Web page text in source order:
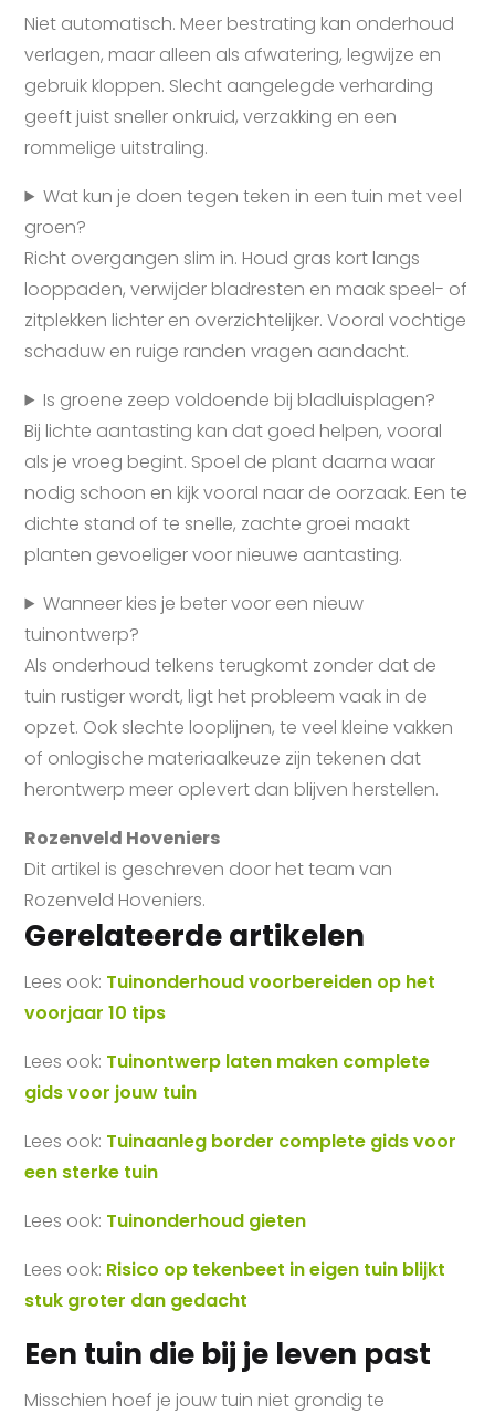
Niet automatisch. Meer bestrating kan onderhoud
verlagen, maar alleen als afwatering, legwijze en
gebruik kloppen. Slecht aangelegde verharding
geeft juist sneller onkruid, verzakking en een
rommelige uitstraling.
Wat kun je doen tegen teken in een tuin met veel
groen?
Richt overgangen slim in. Houd gras kort langs
looppaden, verwijder bladresten en maak speel- of
zitplekken lichter en overzichtelijker. Vooral vochtige
schaduw en ruige randen vragen aandacht.
Is groene zeep voldoende bij bladluisplagen?
Bij lichte aantasting kan dat goed helpen, vooral
als je vroeg begint. Spoel de plant daarna waar
nodig schoon en kijk vooral naar de oorzaak. Een te
dichte stand of te snelle, zachte groei maakt
planten gevoeliger voor nieuwe aantasting.
Wanneer kies je beter voor een nieuw
tuinontwerp?
Als onderhoud telkens terugkomt zonder dat de
tuin rustiger wordt, ligt het probleem vaak in de
opzet. Ook slechte looplijnen, te veel kleine vakken
of onlogische materiaalkeuze zijn tekenen dat
herontwerp meer oplevert dan blijven herstellen.
Rozenveld Hoveniers
Dit artikel is geschreven door het team van
Rozenveld Hoveniers.
Gerelateerde artikelen
Lees ook: Tuinonderhoud voorbereiden op het
voorjaar 10 tips
Lees ook: Tuinontwerp laten maken complete
gids voor jouw tuin
Lees ook: Tuinaanleg border complete gids voor
een sterke tuin
Lees ook: Tuinonderhoud gieten
Lees ook: Risico op tekenbeet in eigen tuin blijkt
stuk groter dan gedacht
Een tuin die bij je leven past
Misschien hoef je jouw tuin niet grondig te